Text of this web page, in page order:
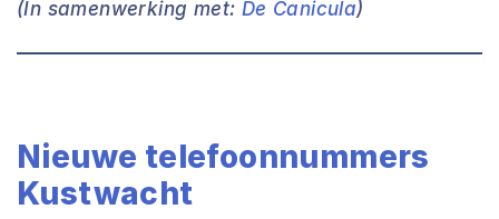
(In samenwerking met: De Canicula)
Nieuwe telefoonnummers
Kustwacht